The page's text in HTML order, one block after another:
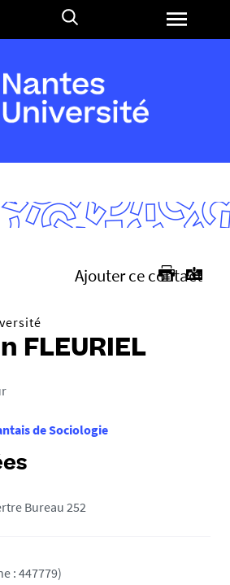
Aller
Ajouter ce contact
FLEURIEL
de Sociologie
Bureau 252
: 447779)